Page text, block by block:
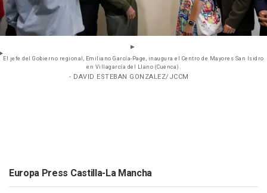
El jefe del Gobierno regional, Emiliano García-Page, inaugura el Centro de Mayores San Isidro
en Villagarcía del Llano (Cuenca).
- DAVID ESTEBAN GONZALEZ/JCCM
Europa Press Castilla-La Mancha